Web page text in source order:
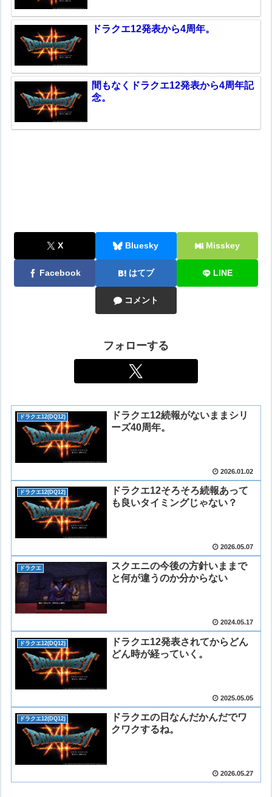
ドラクエ12発表から4周年。
間もなくドラクエ12発表から4周年記
念。
X Bluesky Misskey
Facebook はてブ LINE
コメント
フォローする
ドラクエ12(DQ12)
ドラクエ12続報がないままシリ
ーズ40周年。
2026.01.02
ドラクエ12(DQ12)
ドラクエ12そろそろ続報あって
も良いタイミングじゃない？
2026.05.07
ドラクエ
スクエニの今後の方針いままで
と何が違うのか分からない
2024.05.17
ドラクエ12(DQ12)
ドラクエ12発表されてからどん
どん時が経っていく。
2025.05.05
ドラクエ12(DQ12)
ドラクエの日なんだかんだでワ
クワクするね。
2026.05.27